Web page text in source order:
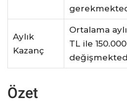
Aylık
Kazanç
Ortalama
TL ile
Özet